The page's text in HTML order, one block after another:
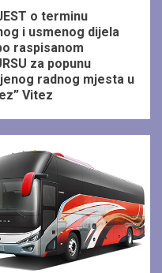
o terminu
i usmenog dijela
raspisanom
za popunu
radnog mjesta u
Vitez